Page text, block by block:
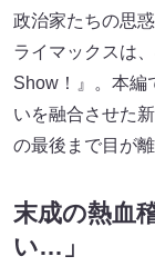
政治家たちの思
ライマックスは
Show！』。本編
いを融合させた
の最後まで目が
末成の熱血
い…」